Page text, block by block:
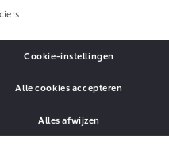
RAV4
PLUG-IN HYBRIDE
Cookie-instellingen
Alles afwijzen
Alle cookies accepteren